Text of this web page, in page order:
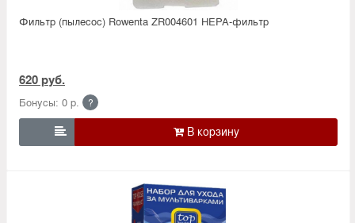
Фильтр (пылесос) Rowenta ZR004601 HEPA-фильтр
620 руб.
Бонусы: 0 р. ?
